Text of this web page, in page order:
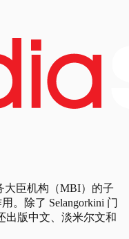
大臣机构（MBI）的子
。除了 Selangorkini 门
出版中文、淡米尔文和